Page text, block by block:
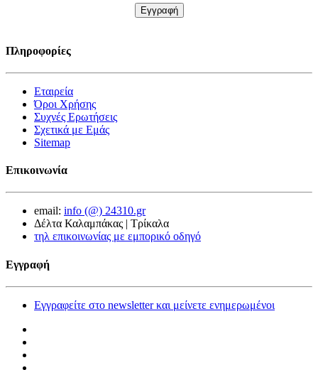
Πληροφορίες
Εταιρεία
Όροι Χρήσης
Συχνές Ερωτήσεις
Σχετικά με Εμάς
Sitemap
Επικοινωνία
email: info (@) 24310.gr
Δέλτα Καλαμπάκας | Τρίκαλα
τηλ επικοινωνίας με εμπορικό οδηγό
Εγγραφή
Εγγραφείτε στο newsletter και μείνετε ενημερωμένοι